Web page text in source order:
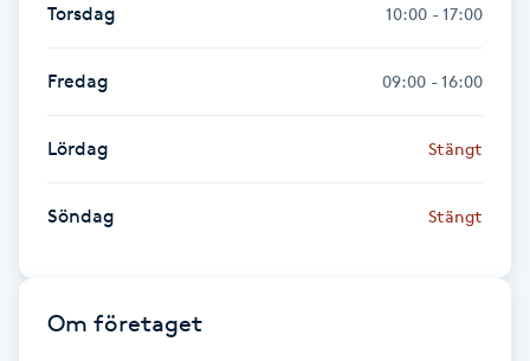
Torsdag 10:00 - 17:00
Fredag 09:00 - 16:00
Lördag Stängt
Söndag Stängt
Om företaget